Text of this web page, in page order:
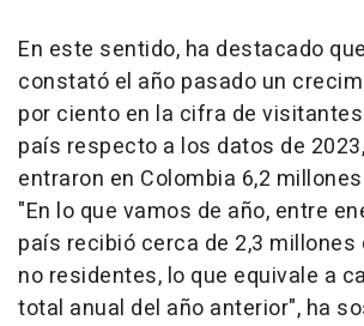
En este sentido, ha destacado
constató el año pasado un
por ciento en la cifra de
país respecto a los datos de
entraron en Colombia 6,2
"En lo que vamos de año, entre
país recibió cerca de 2,3
no residentes, lo que equivale a
total anual del año anterior", ha